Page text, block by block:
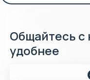
Общайтесь с
удобнее